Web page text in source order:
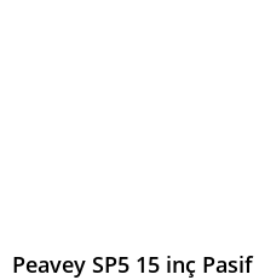
Peavey SP5 15 inç